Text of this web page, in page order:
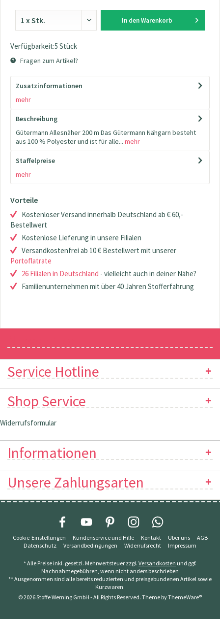
In den Warenkorb
Verfügbarkeit:5 Stück
Fragen zum Artikel?
Zusatzinformationen
mehr
Beschreibung
Gütermann Allesnäher 200 m Das Gütermann Nähgarn besteht
aus 100 % Polyester und ist für alle... mehr
Staffelpreise
mehr
Vorteile
Kostenloser Versand innerhalb Deutschland ab € 60,-
Bestellwert
Kostenlose Lieferung in unsere Filialen
Versandkostenfrei ab 10 € Bestellwert mit unserer
Portoflatrate
26 Filialen in Deutschland - vielleicht auch in deiner Nähe?
Familienunternehmen mit über 40 Jahren Stofferfahrung
Service Hotline
Shop Service
Widerrufsformular
Informationen
Unsere Zahlungsarten
Cookie-Einstellungen Kundenservice und Hilfe Kontakt Über uns
AGB
Datenschutz
Versandbedingungen Widerrufsrecht Impressum
* Alle Preise inkl. gesetzl. Mehrwertsteuer zzgl. Versandkosten und ggf.
Nachnahmegebühren, wenn nicht anders beschrieben
** Ausgenommen sind alle bereits reduzierten und preisgebundenen Artikel sowie
Kurzwaren.
© 2026 Stoffe Werning GmbH - All Rights Reserved. Theme byThemeWare®